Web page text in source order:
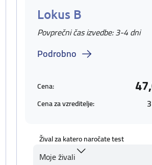
Lokus B
Povprečni čas izvedbe: 3-4 dni
Podrobno
Cena:
Cena za vzreditelje:
Žival za katero naročate test
Moje živali